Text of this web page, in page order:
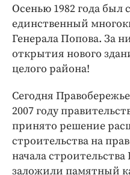
Медиаперсона
Интересное чтиво
Клиника года
Бренд года
Работодатель
Осенью 1982 года был
единственный
Генерала Попова. За
открытия нового
целого района!
Сегодня
2007 году
принято решение
строительства на
начала
заложили памятный